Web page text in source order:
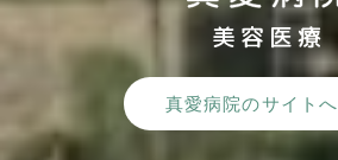
真愛病院のサイトへ